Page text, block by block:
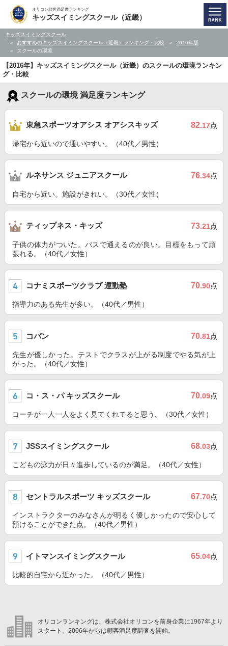
オリコン顧客満足度ランキング
キッズスイミングスクール（近畿）
キッズスイミングスクール
おすすめのキッズスイミングスクール（近畿）ランキング・比較
2016年版
スクールの環境
【2016年】キッズスイミングスクール（近畿）のスクールの環境ランキン
グ・比較
スクールの環境 満足度ランキング
東急スポーツオアシス オアシスキッズ 82.17点
帰宅から近いので通いやすい。（40代／男性）
ルネサンス ジュニアスクール 76.34点
自宅から近い。施設がきれい。（30代／女性）
ティップネス・キッズ 73.21点
子供の体力がついた。バスで通えるのが良い。目標をもって頑
張れる。（40代／女性）
コナミスポーツクラブ 運動塾 70.90点
指導力のある先生が多い。（40代／男性）
コパン 70.81点
先生が優しかった。テストでクラスが上がる制度でやる気が上
がった。（40代／女性）
コ・ス・パ キッズスクール 70.09点
コーチが一人一人をよく見てくれてると思う。（30代／女性）
JSSスイミングスクール 68.03点
こどもの泳力が日々進歩しているのが満足。（40代／女性）
セントラルスポーツ キッズスクール 67.70点
インストラクターのみなさんが明るく優しかったので安心して
預けることができた点。（40代／男性）
イトマンスイミングスクール 65.04点
比較的自宅から近かった。（40代／男性）
オリコンランキングは、株式会社オリコンを前身企業に1967年より
スタート。2006年からは顧客満足度調査を開始。